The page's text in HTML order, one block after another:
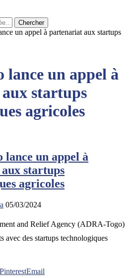
Chercher
un appel à partenariat aux startups
lance un appel à
startups
agricoles
lance un appel à
startups
agricoles
05/03/2024
and Relief Agency (ADRA-Togo)
avec des startups technologiques
PinterestEmail